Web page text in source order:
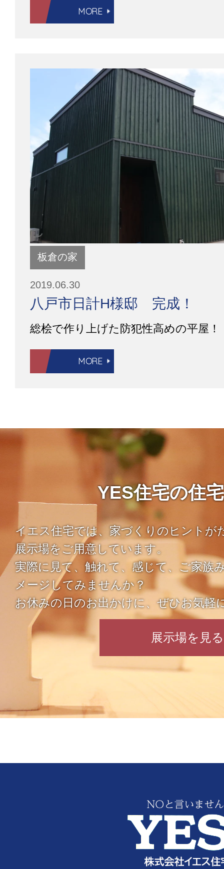
MORE
板倉の家
2019.06.30
八戸市日計H様邸 完成！
総桧で作り上げた防犯性高めの平屋！
MORE
YES住宅の住
イエス住宅では、家づくりのヒントが
展示場をご用意しています。
実際に見て、触れて、感じて、ご家族
メージしてみませんか？
お休みの日のお出かけに、ぜひお気軽
展示場を見る